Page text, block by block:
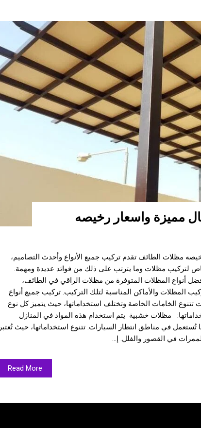
مميزة واسعار رخيصه
مظلات الطائف تقدم تركيب جميع الأنواع وأحدث التصاميم،
لتركيب مظلات وما يترتب على ذلك من فوائد عديدة ومهمة.
أنواع المظلات المتوفرة من مظلات الراقي في الطائف،
المظلات والأماكن المناسبة لتلك التركيب. تركيب جميع أنواع
تتنوع الخامات الخاصة وتختلف استخداماتها، حيث يتميز كل نوع
مظلات خشبية يتم استخدام هذه المواد في المنازل
في مناطق انتظار السيارات. تتنوع استخداماتها، حيث تُعتبر
في القصور والفلل. إ...
Read More